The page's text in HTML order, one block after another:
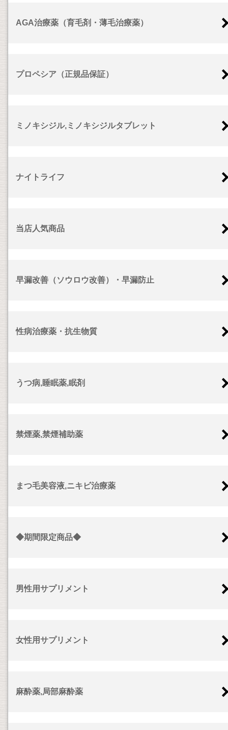
AGA治療薬（育毛剤・薄毛治療薬）
プロペシア（正規品保証）
ミノキシジル,ミノキシジルタブレット
ナイトライフ
当店人気商品
早漏改善（ソウロウ改善）・早漏防止
性病治療薬・抗生物質
うつ病,睡眠薬,眠剤
禁煙薬,禁煙補助薬
まつ毛美容液,ニキビ治療薬
◆期間限定商品◆
男性用サプリメント
女性用サプリメント
麻酔薬,局部麻酔薬